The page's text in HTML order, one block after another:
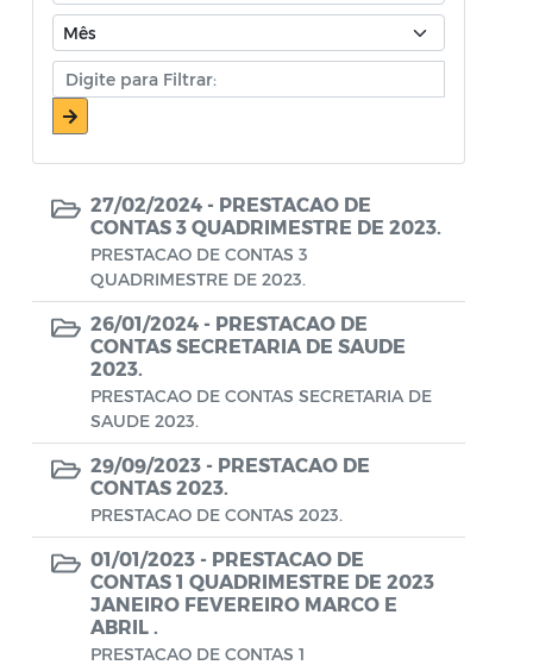
Atos Oficiais - Secretaria de Saúde
Atos Oficiais - Secretaria de Transportes
Atos Oficiais - Secretaria Municipal de
Atos Oficiais - Secretaria Municipal de
Política Social, Trabalho, Habitação,
Terceira Idade e Desenvolvimento
Humano
Autorização Para Início de Obras
Aviso de rescisão unilateral
CADEP - Comissão de Análise de Defesa
Prévia
CONCURSO GUARDA MUNICIPAL Nº 002
Concurso Público
Conselho Municipal - CACS FUNDEB
27/02/2024 - PRESTACAO DE
CONTAS 3 QUADRIMESTRE DE 2023.
PRESTACAO DE CONTAS 3
QUADRIMESTRE DE 2023.
26/01/2024 - PRESTACAO DE
CONTAS SECRETARIA DE SAUDE
2023.
PRESTACAO DE CONTAS SECRETARIA DE
SAUDE 2023.
29/09/2023 - PRESTACAO DE
CONTAS 2023.
PRESTACAO DE CONTAS 2023.
01/01/2023 - PRESTACAO DE
CONTAS 1 QUADRIMESTRE DE 2023
JANEIRO FEVEREIRO MARCO E
ABRIL .
PRESTACAO DE CONTAS 1